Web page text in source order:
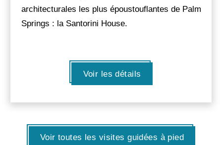
architecturales les plus époustouflantes de Palm
Springs : la Santorini House.
Voir les détails
Voir toutes les visites guidées à pied